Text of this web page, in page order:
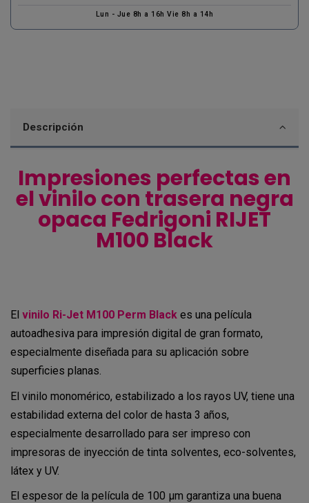
Lun - Jue 8h a 16h Vie 8h a 14h
Descripción
Impresiones perfectas en
el vinilo con trasera negra
opaca Fedrigoni RIJET
M100 Black
El vinilo Ri-Jet M100 Perm Black es una película
autoadhesiva para impresión digital de gran formato,
especialmente diseñada para su aplicación sobre
superficies planas.
El vinilo monomérico, estabilizado a los rayos UV, tiene una
estabilidad externa del color de hasta 3 años,
especialmente desarrollado para ser impreso con
impresoras de inyección de tinta solventes, eco-solventes,
látex y UV.
El espesor de la película de 100 μm garantiza una buena